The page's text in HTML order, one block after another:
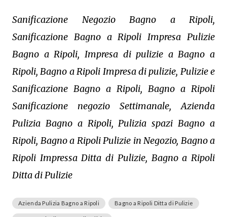
Sanificazione Negozio Bagno a Ripoli,
Sanificazione Bagno a Ripoli Impresa Pulizie
Bagno a Ripoli, Impresa di pulizie a Bagno a
Ripoli, Bagno a Ripoli Impresa di pulizie, Pulizie e
Sanificazione Bagno a Ripoli, Bagno a Ripoli
Sanificazione negozio Settimanale, Azienda
Pulizia Bagno a Ripoli, Pulizia spazi Bagno a
Ripoli, Bagno a Ripoli Pulizie in Negozio, Bagno a
Ripoli Impressa Ditta di Pulizie, Bagno a Ripoli
Ditta di Pulizie
Azienda Pulizia Bagno a Ripoli Bagno a Ripoli Ditta di Pulizie